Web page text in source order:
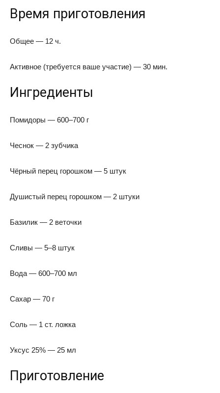
Время приготовления
Общее — 12 ч.
Активное (требуется ваше участие) — 30 мин.
Ингредиенты
Помидоры — 600–700 г
Чеснок — 2 зубчика
Чёрный перец горошком — 5 штук
Душистый перец горошком — 2 штуки
Базилик — 2 веточки
Сливы — 5–8 штук
Вода — 600–700 мл
Сахар — 70 г
Соль — 1 ст. ложка
Уксус 25% — 25 мл
Приготовление